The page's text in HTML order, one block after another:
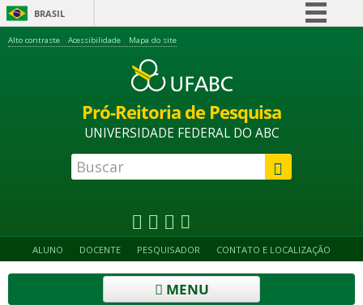
BRASIL
Acesso à informação
Alto contraste Acessibilidade Mapa do site
Pró-Reitoria de Pesquisa
UNIVERSIDADE FEDERAL DO ABC
ALUNO DOCENTE PESQUISADOR CONTATO E LOCALIZAÇÃO
MENU